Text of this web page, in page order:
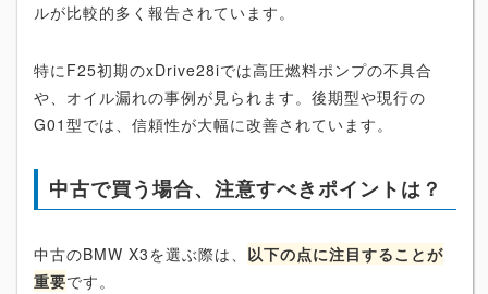
ルが比較的多く報告されています。
特にF25初期のxDrive28iでは高圧燃料ポンプの不具合
や、オイル漏れの事例が見られます。後期型や現行の
G01型では、信頼性が大幅に改善されています。
中古で買う場合、注意すべきポイントは？
中古のBMW X3を選ぶ際は、 以下の点に注目することが
重要です。